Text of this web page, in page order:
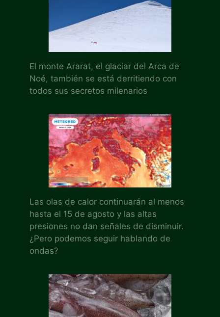
El monte Ararat, el glaciar del Arca de
Noé, también se está derritiendo con
todos sus secretos milenarios
Las olas de calor continuarán al menos
hasta el 15 de agosto y las altas
presiones no dan señales de disminuir.
¿Pero podemos seguir hablando de
ondas?